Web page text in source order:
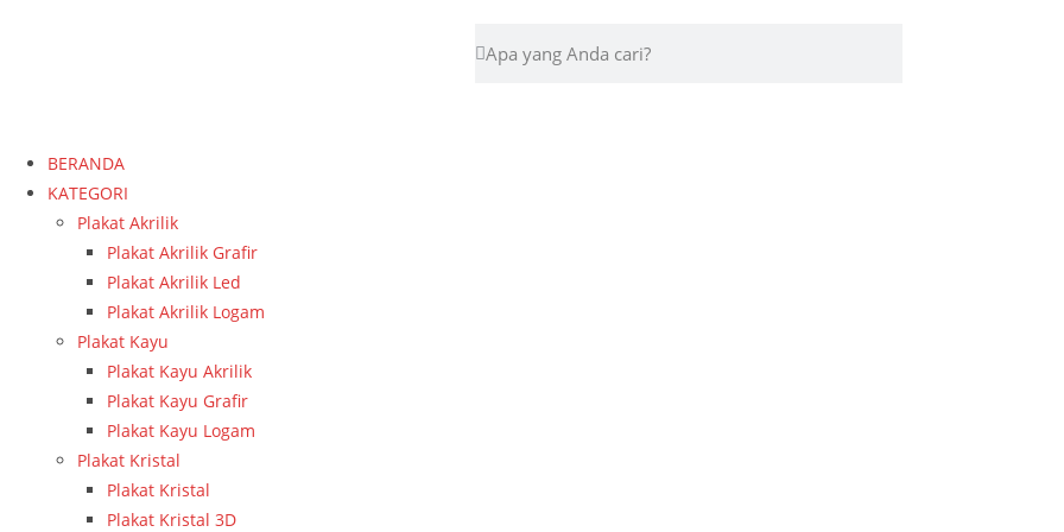
BERANDA
KATEGORI
Plakat Akrilik
Plakat Akrilik Grafir
Plakat Akrilik Led
Plakat Akrilik Logam
Plakat Kayu
Plakat Kayu Akrilik
Plakat Kayu Grafir
Plakat Kayu Logam
Plakat Kristal
Plakat Kristal
Plakat Kristal 3D